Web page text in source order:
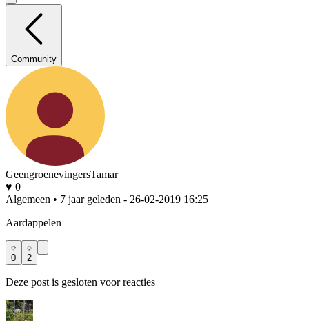
Community
GeengroenevingersTamar
♥ 0
Algemeen • 7 jaar geleden - 26-02-2019 16:25
Aardappelen
0 2
Deze post is gesloten voor reacties